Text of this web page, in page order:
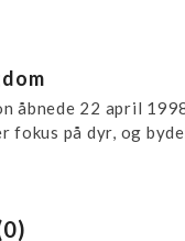
åbnede 22 april
fokus på dyr, og